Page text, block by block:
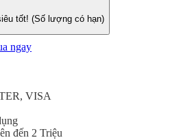
tốt! (Số lượng có hạn)
ngay
VISA
đến 2 Triệu